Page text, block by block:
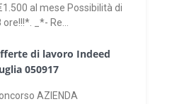
al mese Possibilità di
_*- Re...
di lavoro Indeed
050917
AZIENDA